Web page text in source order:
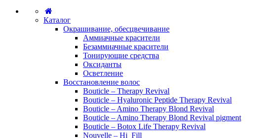
Каталог
Окрашивание, обесцвечивание
Аммиачные красители
Безаммиачные красители
Тонирующие средства
Оксиданты
Осветление
Восстановление волос
Bouticle – Therapy Revival
Bouticle – Hyaluronic Peptide Therapy Revival
Bouticle – Amino Therapy Blond Revival
Bouticle – Amino Therapy Blond Revival pigment
Bouticle – Botox Life Therapy Revival
Nouvelle – Hi_Fill